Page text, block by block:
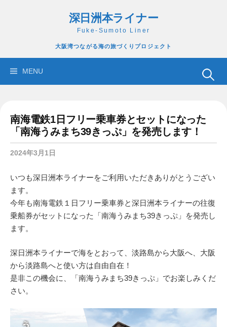
ツ
深日洲本ライナー
Fuke-Sumoto Liner
大阪湾つながる海の旅づくりプロジェクト
MENU
検
南海電鉄1日フリー乗車券とセットになった
「南海うみまち39きっぷ」を発売します！
2024年3月1日
いつも深日洲本ライナーをご利用いただきありがとうござい
ます。
今年も南海電鉄１日フリー乗車券と深日洲本ライナーの往復
乗船券がセットになった「南海うみまち39きっぷ」を発売し
ます。
深日洲本ライナーで海をとおって、淡路島から大阪へ、大阪
から淡路島へと使い方は自由自在！
是非この機会に、「南海うみまち39きっぷ」でお楽しみくだ
さい。